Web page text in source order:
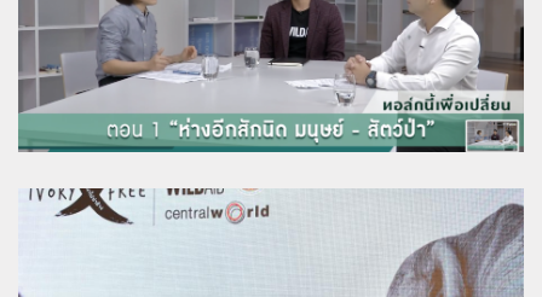
วิด-19
ใหม่ ดาวิกา ร้องเพลงช้าง ชวนคนไทย #ไม่เอา